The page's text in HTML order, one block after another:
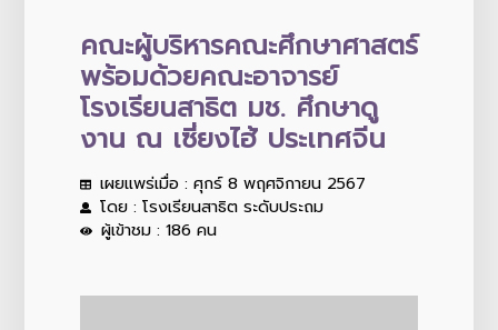
คณะผู้บริหารคณะศึกษาศาสตร์
พร้อมด้วยคณะอาจารย์
โรงเรียนสาธิต มช. ศึกษาดู
งาน ณ เซี่ยงไฮ้ ประเทศจีน
เผยแพร่เมื่อ : ศุกร์ 8 พฤศจิกายน 2567
โดย : โรงเรียนสาธิต ระดับประถม
ผู้เข้าชม : 186 คน